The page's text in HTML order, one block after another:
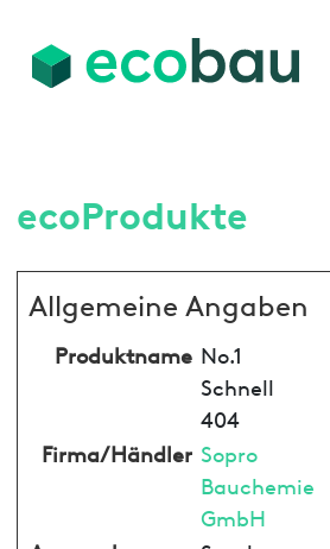
ecoProdukte
Allgemeine Angaben
Produktname No.1
Schnell
404
Firma/Händler Sopro
Bauchemie
GmbH